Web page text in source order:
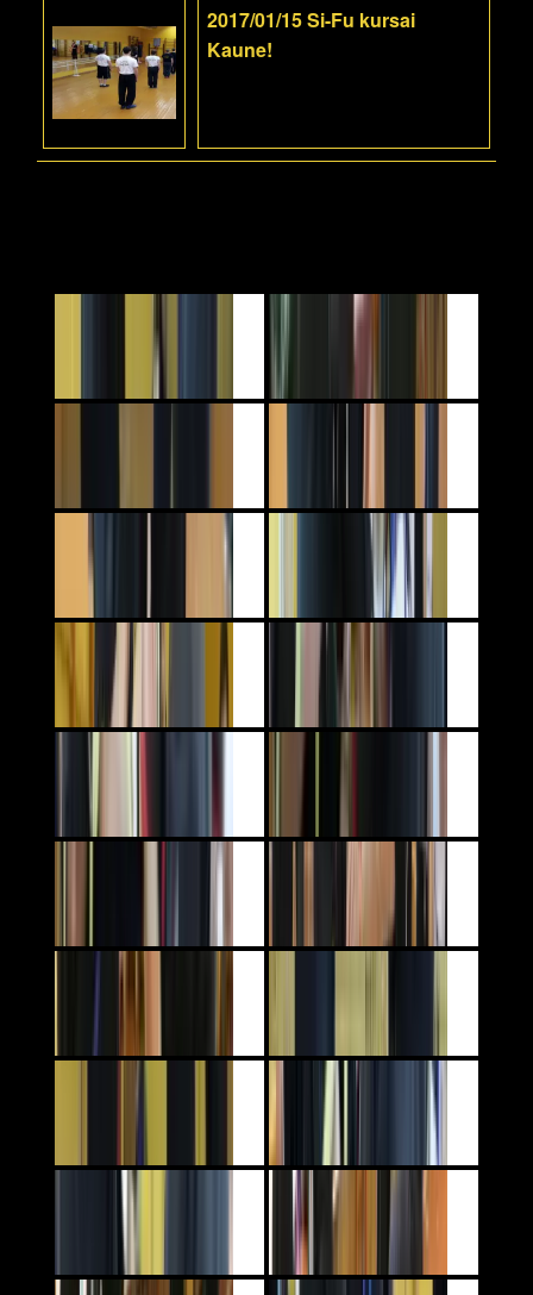
2017/01/15 Si-Fu kursai
Kaune!